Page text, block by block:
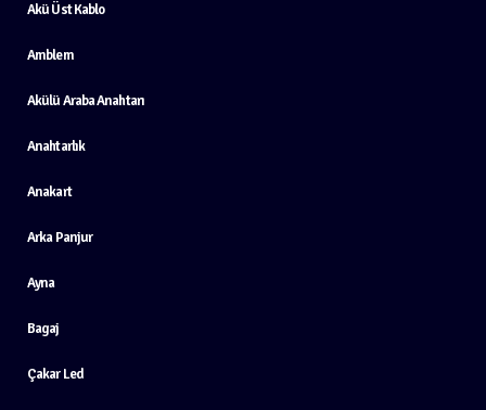
Akü Üst Kablo
Amblem
Akülü Araba Anahtarı
Anahtarlık
Anakart
Arka Panjur
Ayna
Bagaj
Çakar Led